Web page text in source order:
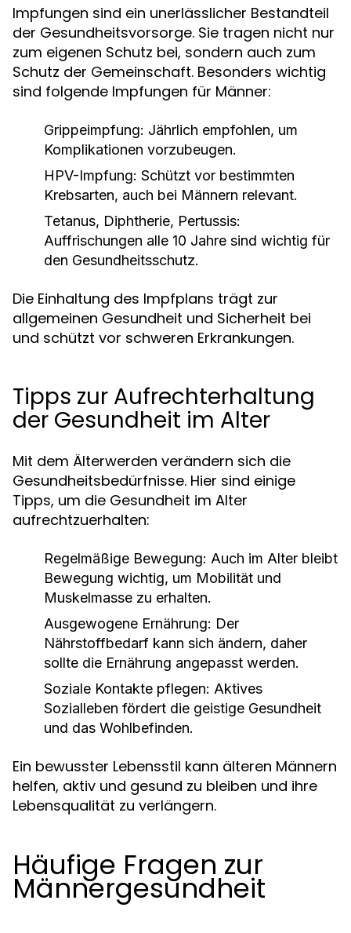
Impfungen sind ein unerlässlicher Bestandteil
der Gesundheitsvorsorge. Sie tragen nicht nur
zum eigenen Schutz bei, sondern auch zum
Schutz der Gemeinschaft. Besonders wichtig
sind folgende Impfungen für Männer:
Grippeimpfung: Jährlich empfohlen, um
Komplikationen vorzubeugen.
HPV-Impfung: Schützt vor bestimmten
Krebsarten, auch bei Männern relevant.
Tetanus, Diphtherie, Pertussis:
Auffrischungen alle 10 Jahre sind wichtig für
den Gesundheitsschutz.
Die Einhaltung des Impfplans trägt zur
allgemeinen Gesundheit und Sicherheit bei
und schützt vor schweren Erkrankungen.
Tipps zur Aufrechterhaltung
der Gesundheit im Alter
Mit dem Älterwerden verändern sich die
Gesundheitsbedürfnisse. Hier sind einige
Tipps, um die Gesundheit im Alter
aufrechtzuerhalten:
Regelmäßige Bewegung: Auch im Alter bleibt
Bewegung wichtig, um Mobilität und
Muskelmasse zu erhalten.
Ausgewogene Ernährung: Der
Nährstoffbedarf kann sich ändern, daher
sollte die Ernährung angepasst werden.
Soziale Kontakte pflegen: Aktives
Sozialleben fördert die geistige Gesundheit
und das Wohlbefinden.
Ein bewusster Lebensstil kann älteren Männern
helfen, aktiv und gesund zu bleiben und ihre
Lebensqualität zu verlängern.
Häufige Fragen zur
Männergesundheit